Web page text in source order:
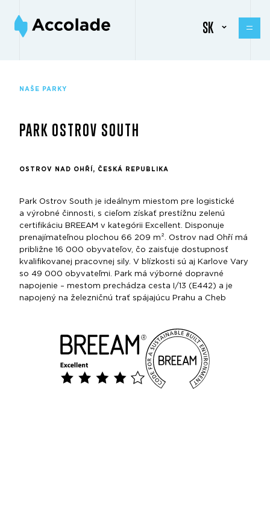
SK
NAŠE PARKY
PARK OSTROV SOUTH
OSTROV NAD OHŘÍ, ČESKÁ REPUBLIKA
Park Ostrov South je ideálnym miestom pre logistické
a výrobné činnosti, s cieľom získať prestížnu zelenú
certifikáciu BREEAM v kategórii Excellent. Disponuje
prenajímateľnou plochou 66 209 m². Ostrov nad Ohří má
približne 16 000 obyvateľov, čo zaisťuje dostupnosť
kvalifikovanej pracovnej sily. V blízkosti sú aj Karlove Vary
so 49 000 obyvateľmi. Park má výborné dopravné
napojenie – mestom prechádza cesta I/13 (E442) a je
napojený na železničnú trať spájajúcu Prahu a Cheb​